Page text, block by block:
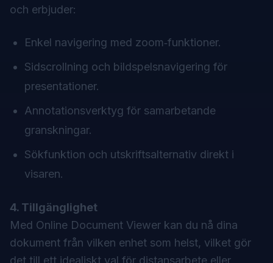
och erbjuder:
Enkel navigering med zoom‑funktioner.
Sidscrollning och bildspelsnavigering för
presentationer.
Annotationsverktyg för samarbetande
granskningar.
Sökfunktion och utskriftsalternativ direkt i
visaren.
4. Tillgänglighet
Med Online Document Viewer kan du nå dina
dokument från vilken enhet som helst, vilket gör
det till ett idealiskt val för distansarbete eller